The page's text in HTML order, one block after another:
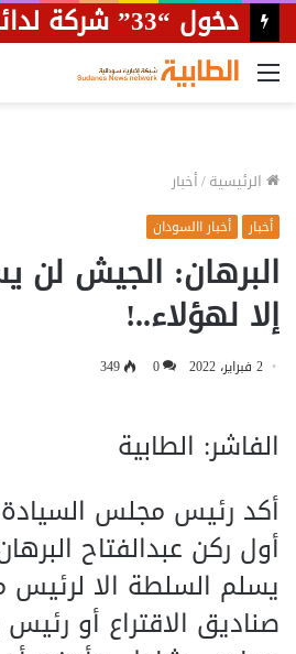
القائمة
الرئيسية/أخبار
أخبار أخبار االسودان
البرهان: الجيش لن
إلا لهؤلاء..!
2 فبراير، 2022 0
349
الفاشر: الطابية
أكد رئيس مجلس السيادة
أول ركن عبدالفتاح
يسلم السلطة الا لرئيس
صناديق الاقتراع أو